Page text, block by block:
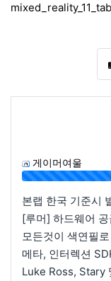
게이머여울
96%
본랩 한국 기준시